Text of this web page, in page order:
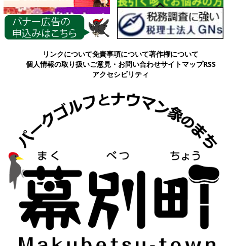
各種情報
リンクについて免責事項について著作権について
個人情報の取り扱いご意見・お問い合わせサイトマップRSS
アクセシビリティ